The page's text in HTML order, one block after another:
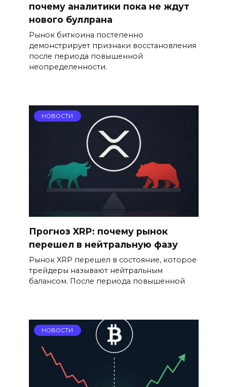
почему аналитики пока не ждут
нового буллрана
Рынок биткоина постепенно
демонстрирует признаки восстановления
после периода повышенной
неопределенности.
НОВОСТИ
Прогноз XRP: почему рынок
перешел в нейтральную фазу
Рынок XRP перешел в состояние, которое
трейдеры называют нейтральным
балансом. После периода повышенной
НОВОСТИ